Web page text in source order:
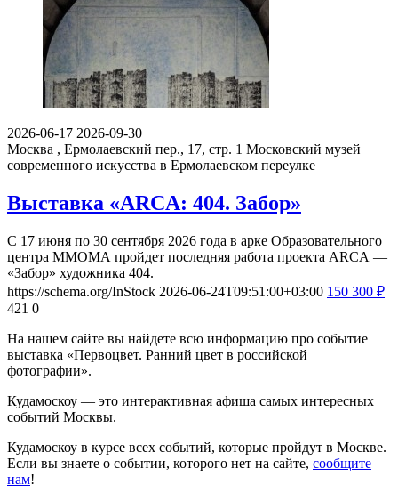
2026-06-17 2026-09-30
Москва , Ермолаевский пер., 17, стр. 1 Московский музей
современного искусства в Ермолаевском переулке
Выставка «ARCA: 404. Забор»
С 17 июня по 30 сентября 2026 года в арке Образовательного
центра ММОМА пройдет последняя работа проекта ARCA —
«Забор» художника 404.
https://schema.org/InStock 2026-06-24T09:51:00+03:00 150 300 ₽
421 0
На нашем сайте вы найдете всю информацию про событие
выставка «Первоцвет. Ранний цвет в российской
фотографии».
Кудамоскоу — это интерактивная афиша самых интересных
событий Москвы.
Кудамоскоу в курсе всех событий, которые пройдут в Москве.
Если вы знаете о событии, которого нет на сайте, сообщите
нам!